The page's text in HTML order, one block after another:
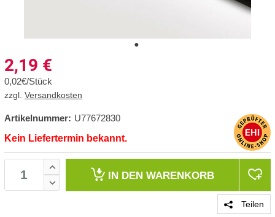
2,19 €
0,02€/Stück
zzgl. Versandkosten
Artikelnummer: U77672830
Kein Liefertermin bekannt.
IN DEN WARENKORB
Teilen